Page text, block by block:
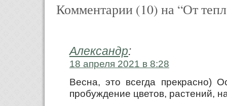
Комментарии (10) на “От
Александр:
18 апреля 2021 в 8:28
Весна, это всегда прекрасно)
пробуждение цветов, растений,